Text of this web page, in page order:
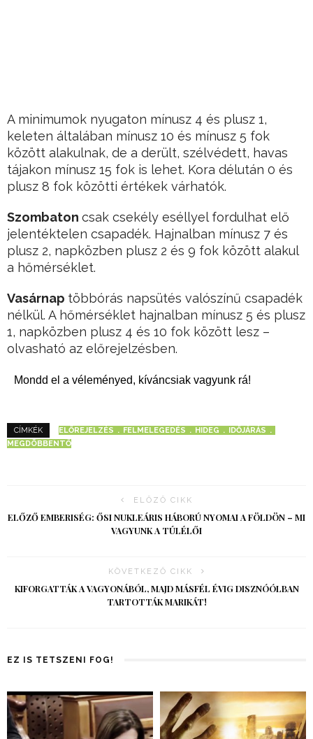
A minimumok nyugaton mínusz 4 és plusz 1,
keleten általában mínusz 10 és mínusz 5 fok
között alakulnak, de a derült, szélvédett, havas
tájakon mínusz 15 fok is lehet. Kora délután 0 és
plusz 8 fok közötti értékek várhatók.
Szombaton csak csekély eséllyel fordulhat elő
jelentéktelen csapadék. Hajnalban mínusz 7 és
plusz 2, napközben plusz 2 és 9 fok között alakul
a hőmérséklet.
Vasárnap többórás napsütés valószínű csapadék
nélkül. A hőmérséklet hajnalban mínusz 5 és plusz
1, napközben plusz 4 és 10 fok között lesz –
olvasható az előrejelzésben.
Mondd el a véleményed, kíváncsiak vagyunk rá!
CÍMKÉK ELŐREJELZÉS FELMELEGEDÉS HIDEG
IDŐJÁRÁS
MEGDÖBBENTŐ
ELŐZŐ CIKK
ELŐZŐ EMBERISÉG: ŐSI NUKLEÁRIS HÁBORÚ NYOMAI A FÖLDÖN – MI
VAGYUNK A TÚLÉLŐI
KÖVETKEZŐ CIKK
KIFORGATTÁK A VAGYONÁBÓL, MAJD MÁSFÉL ÉVIG DISZNÓÓLBAN
TARTOTTÁK MARIKÁT!
EZ IS TETSZENI FOG!